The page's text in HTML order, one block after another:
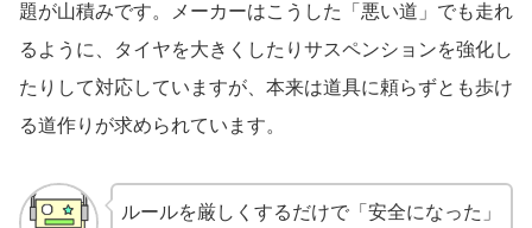
題が山積みです。メーカーはこうした「悪い道」でも走れ
るように、タイヤを大きくしたりサスペンションを強化し
たりして対応していますが、本来は道具に頼らずとも歩け
る道作りが求められています。
ルールを厳しくするだけで「安全になった」